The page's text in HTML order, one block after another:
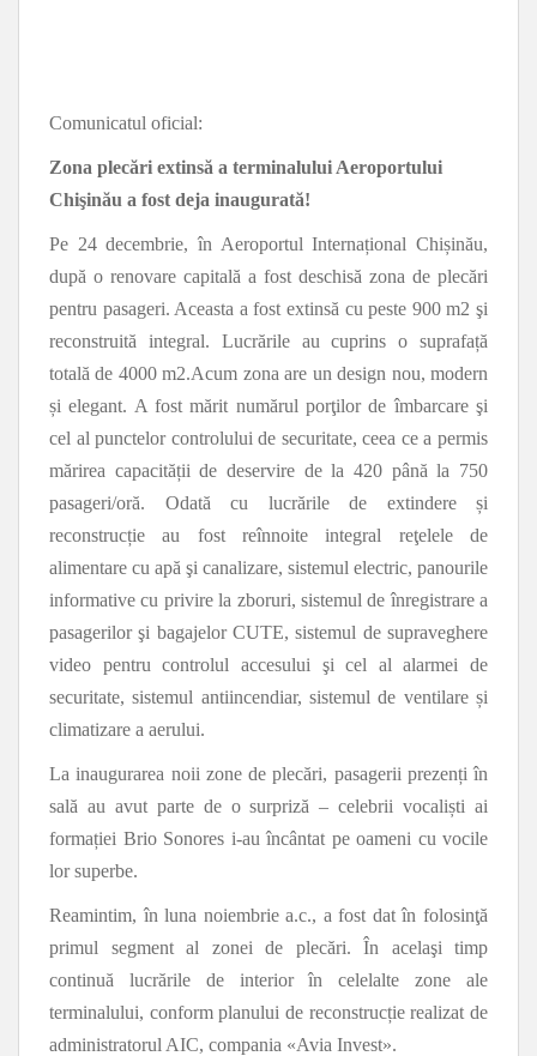
Comunicatul oficial:
Zona plecări extinsă a terminalului Aeroportului
Chişinău a fost deja inaugurată!
Pe 24 decembrie, în Aeroportul Internațional Chișinău,
după o renovare capitală a fost deschisă zona de plecări
pentru pasageri. Aceasta a fost extinsă cu peste 900 m2 şi
reconstruită integral. Lucrările au cuprins o suprafață
totală de 4000 m2.Acum zona are un design nou, modern
și elegant. A fost mărit numărul porţilor de îmbarcare şi
cel al punctelor controlului de securitate, ceea ce a permis
mărirea capacității de deservire de la 420 până la 750
pasageri/oră. Odată cu lucrările de extindere și
reconstrucție au fost reînnoite integral reţelele de
alimentare cu apă şi canalizare, sistemul electric, panourile
informative cu privire la zboruri, sistemul de înregistrare a
pasagerilor şi bagajelor CUTE, sistemul de supraveghere
video pentru controlul accesului şi cel al alarmei de
securitate, sistemul antiincendiar, sistemul de ventilare și
climatizare a aerului.
La inaugurarea noii zone de plecări, pasagerii prezenți în
sală au avut parte de o surpriză – celebrii vocaliști ai
formației Brio Sonores i-au încântat pe oameni cu vocile
lor superbe.
Reamintim, în luna noiembrie a.c., a fost dat în folosinţă
primul segment al zonei de plecări. În acelaşi timp
continuă lucrările de interior în celelalte zone ale
terminalului, conform planului de reconstrucție realizat de
administratorul AIC, compania «Avia Invest».